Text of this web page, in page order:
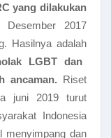
yang dilakukan
2017
Hasilnya adalah
LGBT dan
ancaman. Riset
juni 2019 turut
Indonesia
menyimpang dan